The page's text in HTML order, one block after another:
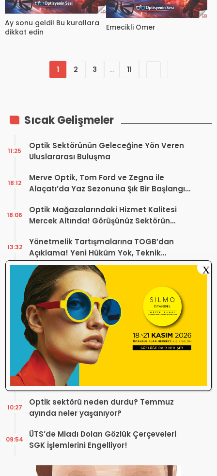
Ay sonu geldi! Bu kurallara
dikkat edin
Emecikli Ömer
1 2 3 … 11
Sıcak Gelişmeler
Optik Sektörünün Geleceğine Yön Veren
Uluslararası Buluşma
11:25
Merve Optik, Tom Ford ve Zegna ile
Alaçatı’da Yaz Sezonuna Şık Bir Başlangıç ​​
18:12
Optik Mağazalarındaki Hizmet Kalitesi
Mercek Altında! Görüşünüz Sektörün
18:06
Yönetmelik Tartışmalarına TOGB’dan
Açıklama! Yeni Hüküm Yok, Teknik
Düzenleme Var
13:32
Danıştay’dan TOGB’ye İki Kritik Karar!
Atilla Karip’in Açtığı Davalarda Yürütmeyi
Durdurma Kararı
Bir günde 150 bin kişi okudu! Optik sektörü
neden konuşuyor?
13:16
Sosyal Medya Bu Soruyu Soruyor! Göz
Sağlığında Çifte Standart mı Var?
TİTCK Bu Kampanyalara Dur Diyecek mi?
Sağlık ürününde ‘Set Kampanyası’
12:16
Optik sektörü neden durdu? Temmuz
ayında neler yaşanıyor?
10:27
ÜTS’de Miadı Dolan Gözlük Çerçeveleri
SGK İşlemlerini Engelliyor!
09:54
X